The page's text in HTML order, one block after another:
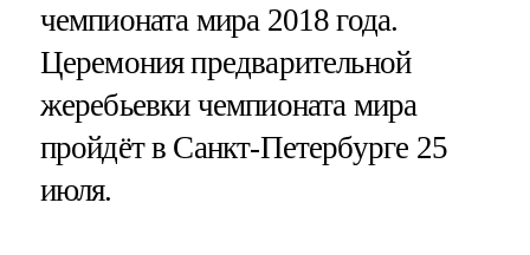
чемпионата мира 2018 года.
Церемония предварительной
жеребьевки чемпионата мира
пройдёт в Санкт-Петербурге 25
июля.